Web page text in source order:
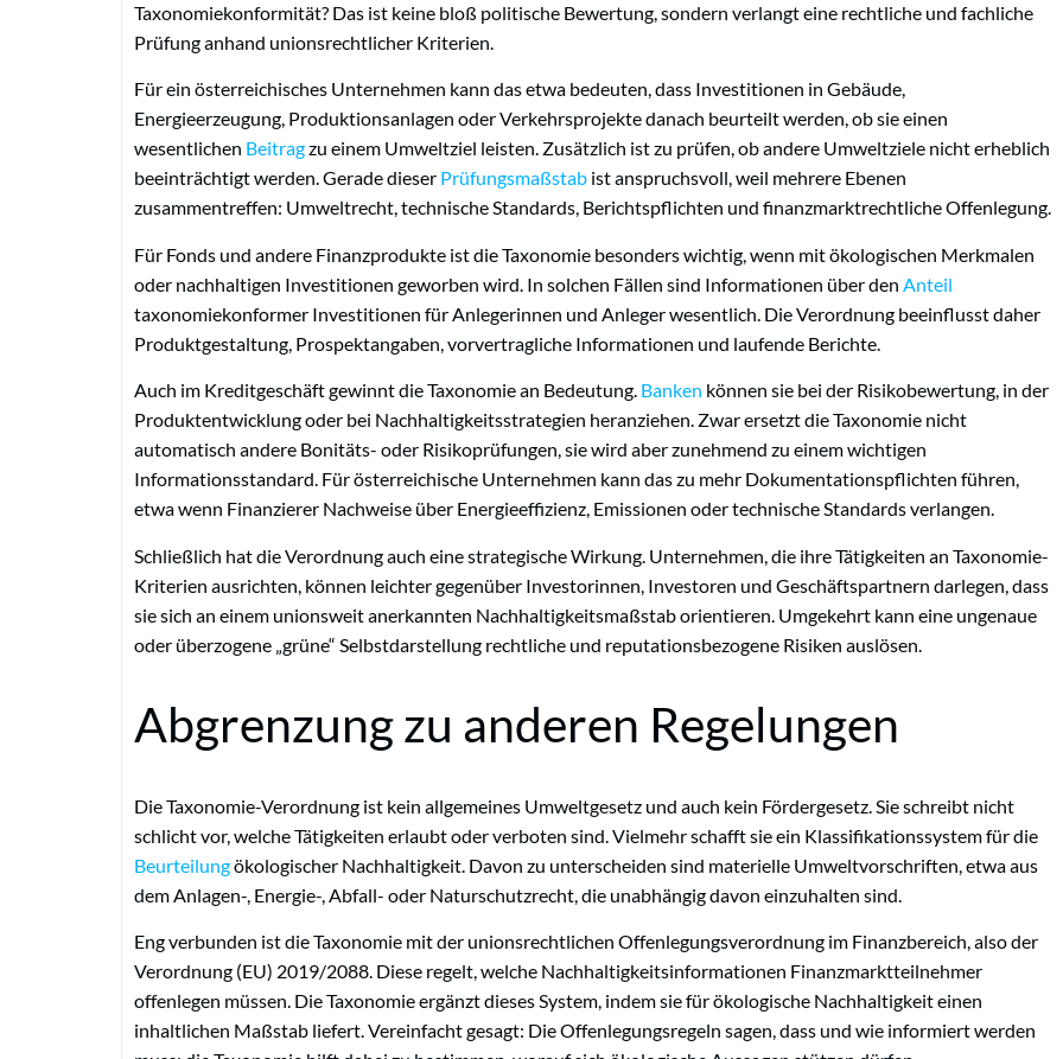
Taxonomiekonformität? Das ist keine bloß politische Bewertung, sondern verlangt eine rechtliche und fachliche
Prüfung anhand unionsrechtlicher Kriterien.
Für ein österreichisches Unternehmen kann das etwa bedeuten, dass Investitionen in Gebäude,
Energieerzeugung, Produktionsanlagen oder Verkehrsprojekte danach beurteilt werden, ob sie einen
wesentlichen Beitragzu einem Umweltziel leisten. Zusätzlich ist zu prüfen, ob andere Umweltziele nicht erheblich
beeinträchtigt werden. Gerade dieser Prüfungsmaßstab ist anspruchsvoll, weil mehrere Ebenen
zusammentreffen: Umweltrecht, technische Standards, Berichtspflichten und finanzmarktrechtliche Offenlegung.
Für Fonds und andere Finanzprodukte ist die Taxonomie besonders wichtig, wenn mit ökologischen Merkmalen
oder nachhaltigen Investitionen geworben wird. In solchen Fällen sind Informationen über den Anteil
taxonomiekonformer Investitionen für Anlegerinnen und Anleger wesentlich. Die Verordnung beeinflusst daher
Produktgestaltung, Prospektangaben, vorvertragliche Informationen und laufende Berichte.
Auch im Kreditgeschäft gewinnt die Taxonomie an Bedeutung. Banken können sie bei der Risikobewertung, in der
Produktentwicklung oder bei Nachhaltigkeitsstrategien heranziehen. Zwar ersetzt die Taxonomie nicht
automatisch andere Bonitäts- oder Risikoprüfungen, sie wird aber zunehmend zu einem wichtigen
Informationsstandard. Für österreichische Unternehmen kann das zu mehr Dokumentationspflichten führen,
etwa wenn Finanzierer Nachweise über Energieeffizienz, Emissionen oder technische Standards verlangen.
Schließlich hat die Verordnung auch eine strategische Wirkung. Unternehmen, die ihre Tätigkeiten an Taxonomie-
Kriterien ausrichten, können leichter gegenüber Investorinnen, Investoren und Geschäftspartnern darlegen, dass
sie sich an einem unionsweit anerkannten Nachhaltigkeitsmaßstab orientieren. Umgekehrt kann eine ungenaue
oder überzogene „grüne“ Selbstdarstellung rechtliche und reputationsbezogene Risiken auslösen.
Abgrenzung zu anderen Regelungen
Die Taxonomie-Verordnung ist kein allgemeines Umweltgesetz und auch kein Fördergesetz. Sie schreibt nicht
schlicht vor, welche Tätigkeiten erlaubt oder verboten sind. Vielmehr schafft sie ein Klassifikationssystem für die
Beurteilungökologischer Nachhaltigkeit. Davon zu unterscheiden sind materielle Umweltvorschriften, etwa aus
dem Anlagen-, Energie-, Abfall- oder Naturschutzrecht, die unabhängig davon einzuhalten sind.
Eng verbunden ist die Taxonomie mit der unionsrechtlichen Offenlegungsverordnung im Finanzbereich, also der
Verordnung (EU) 2019/2088. Diese regelt, welche Nachhaltigkeitsinformationen Finanzmarktteilnehmer
offenlegen müssen. Die Taxonomie ergänzt dieses System, indem sie für ökologische Nachhaltigkeit einen
inhaltlichen Maßstab liefert. Vereinfacht gesagt: Die Offenlegungsregeln sagen, dass und wie informiert werden